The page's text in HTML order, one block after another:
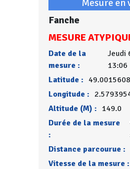
Mesure en
Fanche
MESURE
Date de la
mesure :
Jeudi
13:06
Latitude : 49.0015608
Longitude :
Altitude (M) : 149.0
Durée de la mesure
:
Distance parcourue :
Vitesse de la mesure :